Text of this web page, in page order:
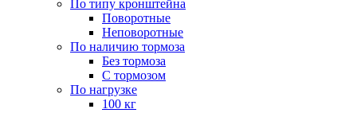
По типу кронштейна
Поворотные
Неповоротные
По наличию тормоза
Без тормоза
С тормозом
По нагрузке
100 кг